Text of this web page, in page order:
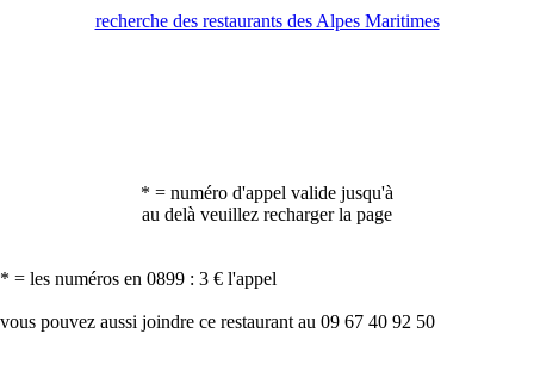
recherche des restaurants des Alpes Maritimes
* = numéro d'appel valide jusqu'à
au delà veuillez recharger la page
* = les numéros en 0899 : 3 € l'appel
vous pouvez aussi joindre ce restaurant au 09 67 40 92 50